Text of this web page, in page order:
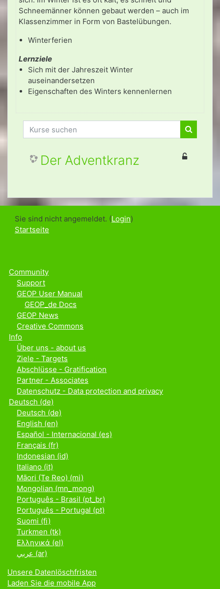
Schneemänner können gebaut werden – auch im
Klassenzimmer in Form von Bastelübungen.
Winterferien
Lernziele
Sich mit der Jahreszeit Winter
auseinandersetzen
Eigenschaften des Winters kennenlernen
Kurse suchen
Kurse
Der Adventkranz
Sie sind nicht angemeldet. (Login)
Startseite
Community
Support
GEOP User Manual
GEOP_de Docs
GEOP News
Creative Commons
Info
Über uns - about us
Ziele - Targets
Abschlüsse - Gratification
Partner - Associates
Datenschutz - Data protection and privacy
Deutsch ‎(de)‎
Deutsch ‎(de)‎
English ‎(en)‎
Español - Internacional ‎(es)‎
Français ‎(fr)‎
Indonesian ‎(id)‎
Italiano ‎(it)‎
Māori (Te Reo) ‎(mi)‎
Mongolian ‎(mn_mong)‎
Português - Brasil ‎(pt_br)‎
Português - Portugal ‎(pt)‎
Suomi ‎(fi)‎
Turkmen ‎(tk)‎
Ελληνικά ‎(el)‎
عربي ‎(ar)‎
Unsere Datenlöschfristen
Laden Sie die mobile App